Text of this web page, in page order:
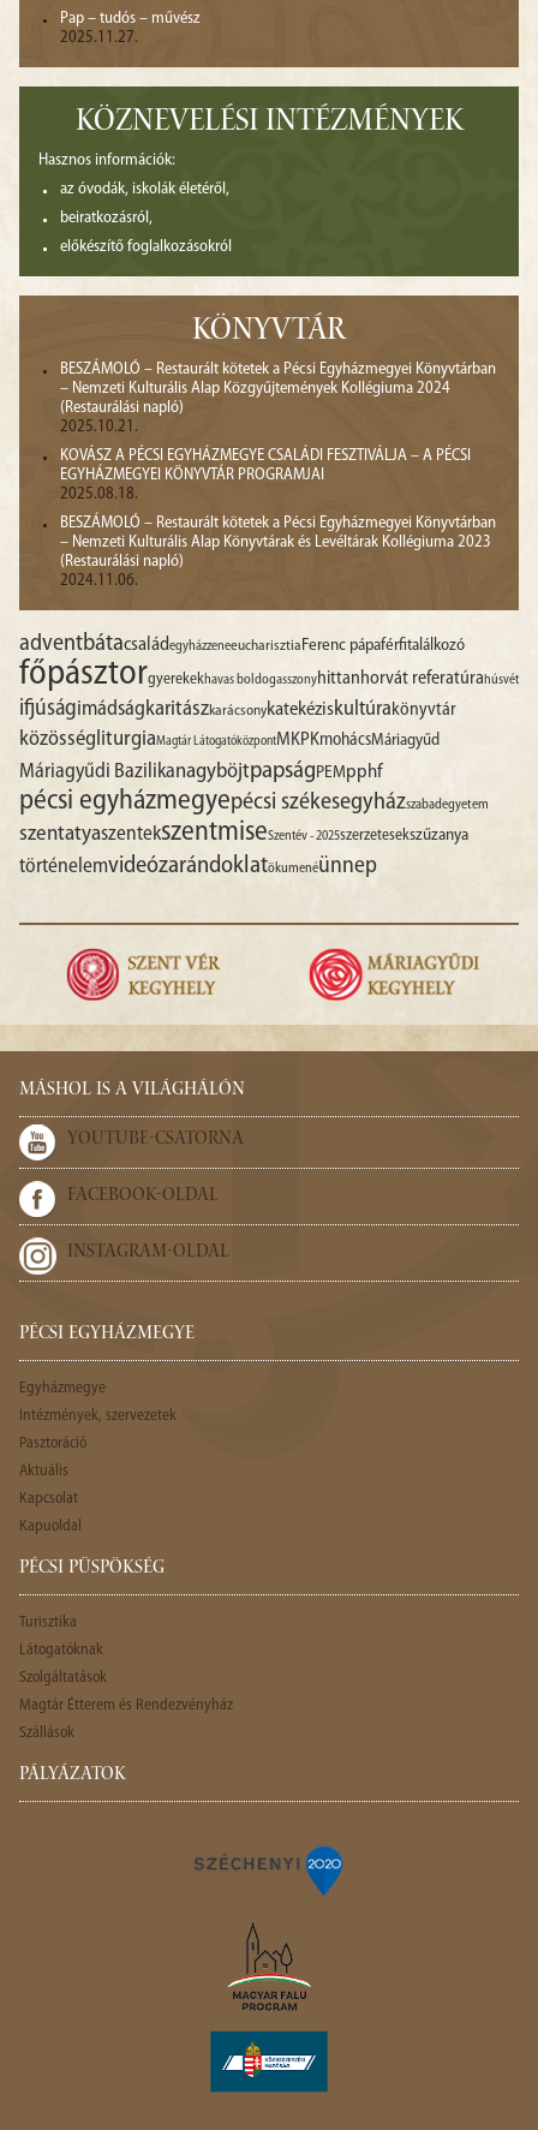
Pap – tudós – művész
2025.11.27.
KÖZNEVELÉSI INTÉZMÉNYEK
Hasznos információk:
az óvodák, iskolák életéről,
beiratkozásról,
előkészítő foglalkozásokról
KÖNYVTÁR
BESZÁMOLÓ – Restaurált kötetek a Pécsi Egyházmegyei Könyvtárban
– Nemzeti Kulturális Alap Közgyűjtemények Kollégiuma 2024
(Restaurálási napló)
2025.10.21.
KOVÁSZ A PÉCSI EGYHÁZMEGYE CSALÁDI FESZTIVÁLJA – A PÉCSI
EGYHÁZMEGYEI KÖNYVTÁR PROGRAMJAI
2025.08.18.
BESZÁMOLÓ – Restaurált kötetek a Pécsi Egyházmegyei Könyvtárban
– Nemzeti Kulturális Alap Könyvtárak és Levéltárak Kollégiuma 2023
(Restaurálási napló)
2024.11.06.
adventbátacsaládegyházzeneeucharisztia Ferenc pápaférfitalálkozó
főpásztorgyerekekhavas boldogasszonyhittanhorvát referatúrahúsvét
ifjúságimádságkaritászkarácsonykatekéziskultúra könyvtár
közösség liturgiaMagtár LátogatóközpontMKPKmohácsMáriagyűd
Máriagyűdi BazilikanagyböjtpapságPEMpphf
pécsi egyházmegyepécsi székesegyházszabadegyetem
szentatyaszentekszentmiseSzentév - 2025szerzetesekszűzanya
történelemvideózarándoklatökumenéünnep
MÁSHOL IS A VILÁGHÁLÓN
YOUTUBE-CSATORNA
FACEBOOK-OLDAL
INSTAGRAM-OLDAL
PÉCSI EGYHÁZMEGYE
Egyházmegye
Intézmények, szervezetek
Pasztoráció
Aktuális
Kapcsolat
Kapuoldal
PÉCSI PÜSPÖKSÉG
Turisztika
Látogatóknak
Szolgáltatások
Magtár Étterem és Rendezvényház
Szállások
PÁLYÁZATOK